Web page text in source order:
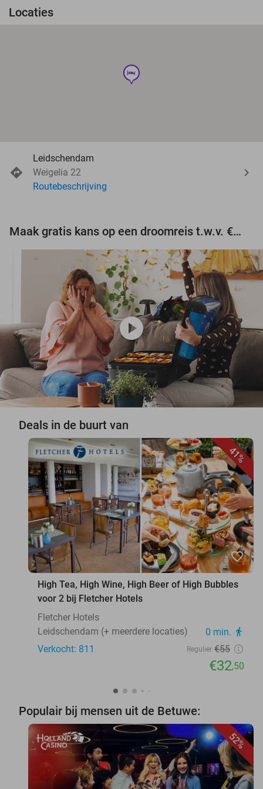
Locaties
hotel
Leidschendam
Weigelia 22
Routebeschrijving
Maak gratis kans op een droomreis t.w.v. €3.000!
play_circle
Deals in de buurt van
41%
favorite_border
High Tea, High Wine, High Beer of High Bubbles
voor 2 bij Fletcher Hotels
Fletcher Hotels
Leidschendam (+ meerdere locaties)
0 min. directions_walk
Verkocht: 811 Regulier €55
€32,50
Populair bij mensen uit de Betuwe:
52%